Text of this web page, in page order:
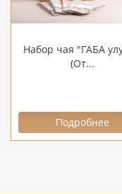
Набор чая "ГАБА
(От...
Подробнее